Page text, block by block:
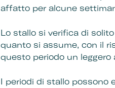
affatto per alcune
Lo stallo si verifica di
quanto si assume, con il
questo periodo un
I periodi di stallo possono